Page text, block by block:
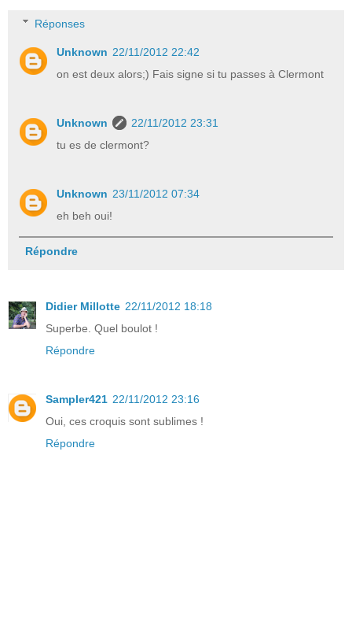
Réponses
Unknown 22/11/2012 22:42
on est deux alors;) Fais signe si tu passes à Clermont
Unknown
22/11/2012 23:31
tu es de clermont?
Unknown 23/11/2012 07:34
eh beh oui!
Répondre
Didier Millotte 22/11/2012 18:18
Superbe. Quel boulot !
Répondre
Sampler421 22/11/2012 23:16
Oui, ces croquis sont sublimes !
Répondre